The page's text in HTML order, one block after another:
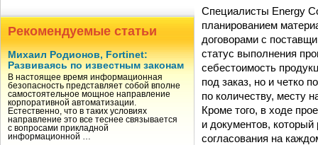
Рекомендуемые статьи
Михаил Родионов, Fortinet:
Развиваясь по известным законам
В настоящее время информационная
безопасность представляет собой вполне
самостоятельное мощное направление
корпоративной автоматизации.
Естественно, что в таких условиях
направление это все теснее связывается
с вопросами прикладной
информационной …
Специалисты Energy
планированием
договорами с
статус выполнения
себестоимость
под заказ, но и четко
по количеству, месту
Кроме того, в ходе
и документов,
согласования на